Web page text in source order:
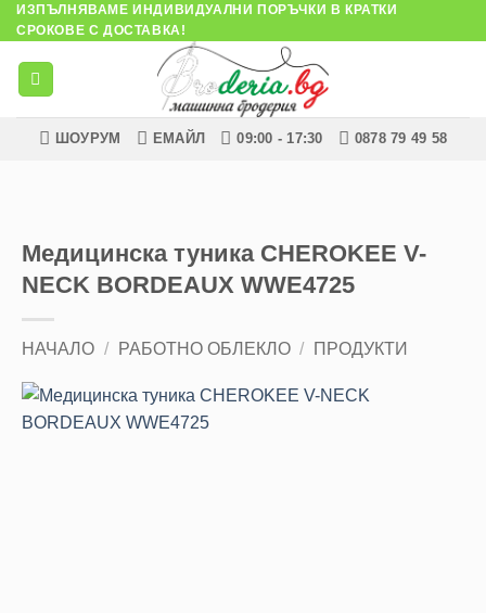
Skip
to
content
ИЗПЪЛНЯВАМЕ ИНДИВИДУАЛНИ ПОРЪЧКИ В КРАТКИ
СРОКОВЕ С ДОСТАВКА!
ШОУРУМ ЕМАЙЛ 09:00 - 17:30 0878 79 49 58
Медицинска туника CHEROKEE V-
NECK BORDEAUX WWE4725
НАЧАЛО / РАБОТНО ОБЛЕКЛО / ПРОДУКТИ